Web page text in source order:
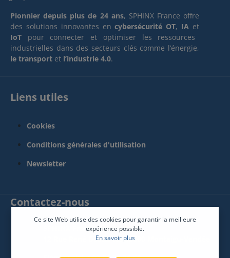
Pionnier depuis plus de 24 ans, SPHINX France offre
des solutions innovantes encybersécurité OT, IA et
IoT pour connecter et optimiser les ressources
industrielles dans des secteurs clés comme l’énergie,
le transport et l’industrie 4.0.
Liens utiles
Cookies
Conditions générales d'utilisation
Newsletter
Contactez-nous
SPHINX France Connect
12 Rue René Descartes 85600 Montaigu-Vendée
Ce site Web utilise des cookies pour garantir la meilleure
expérience possible.
En savoir plus